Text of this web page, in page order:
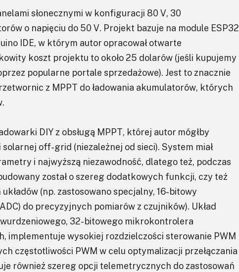
słonecznymi w konfiguracji 80 V, 30
o napięciu do 50 V. Projekt bazuje na module ESP32
IDE, w którym autor opracował otwarte
koszt projektu to około 25 dolarów (jeśli kupujemy
popularne portale sprzedażowe). Jest to znacznie
z MPPT do ładowania akumulatorów, których
DIY z obsługą MPPT, której autor mógłby
off-grid (niezależnej od sieci). System miał
i najwyższą niezawodność, dlatego też, podczas
został o szereg dodatkowych funkcji, czy też
(np. zastosowano specjalny, 16-bitowy
do precyzyjnych pomiarów z czujników). Układ
32-bitowego mikrokontrolera
implementuje wysokiej rozdzielczości sterowanie PWM
częstotliwości PWM w celu optymalizacji przełączania
również szereg opcji telemetrycznych do zastosowań